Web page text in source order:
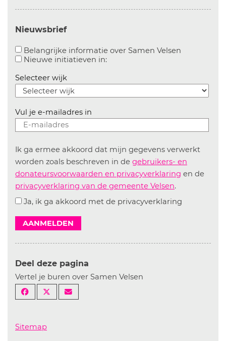
Nieuwsbrief
Belangrijke informatie over Samen Velsen
Nieuwe initiatieven in:Aanvinken om informatie over
Selecteer wijk
Vul je e-mailadres in
Ik ga ermee akkoord dat mijn gegevens verwerkt
worden zoals beschreven in de gebruikers- en
donateursvoorwaarden en privacyverklaring en de
privacyverklaring van de gemeente Velsen.
Ja, ik ga akkoord met de privacyverklaring
AANMELDEN
Deel deze pagina
Vertel je buren over Samen Velsen
Sitemap